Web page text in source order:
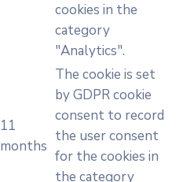
cookies in the
category
"Analytics".
11
months
The cookie is set
by GDPR cookie
consent to record
the user consent
for the cookies in
the category